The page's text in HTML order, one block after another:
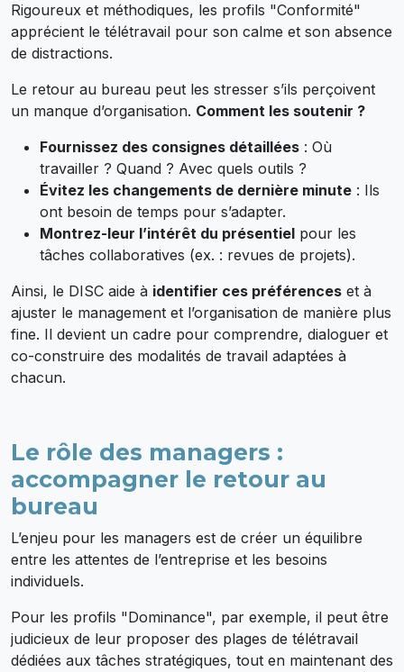
Rigoureux et méthodiques, les profils "Conformité"
apprécient le télétravail pour son calme et son absence
de distractions.
Le retour au bureau peut les stresser s’ils perçoivent
un manque d’organisation. Comment les soutenir ?
Fournissez des consignes détaillées : Où
travailler ? Quand ? Avec quels outils ?
Évitez les changements de dernière minute : Ils
ont besoin de temps pour s’adapter.
Montrez-leur l’intérêt du présentiel pour les
tâches collaboratives (ex. : revues de projets).
Ainsi, le DISC aide à identifier ces préférences et à
ajuster le management et l’organisation de manière plus
fine. Il devient un cadre pour comprendre, dialoguer et
co-construire des modalités de travail adaptées à
chacun.
Le rôle des managers :
accompagner le retour au
bureau
L’enjeu pour les managers est de créer un équilibre
entre les attentes de l’entreprise et les besoins
individuels.
Pour les profils "Dominance", par exemple, il peut être
judicieux de leur proposer des plages de télétravail
dédiées aux tâches stratégiques, tout en maintenant des